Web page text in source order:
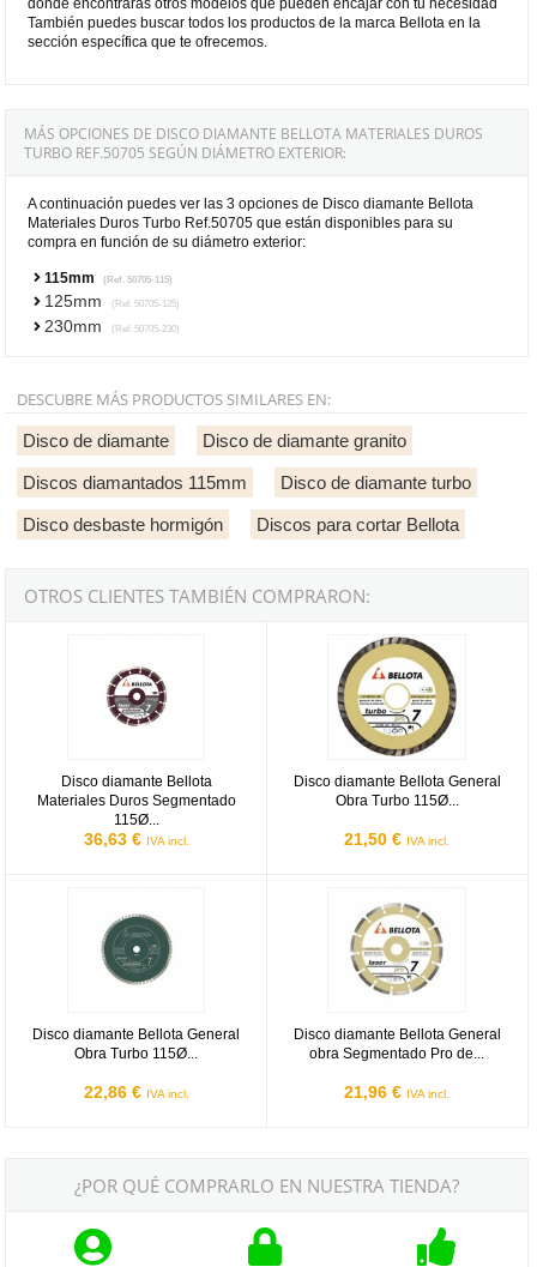
También puedes buscar todos los productos de la marca Bellota en la
sección específica que te ofrecemos.
MÁS OPCIONES DE DISCO DIAMANTE BELLOTA MATERIALES DUROS
TURBO REF.50705 SEGÚN DIÁMETRO EXTERIOR:
A continuación puedes ver las 3 opciones de Disco diamante Bellota
Materiales Duros Turbo Ref.50705 que están disponibles para su
compra en función de su diámetro exterior:
115mm (Ref. 50705-115)
125mm (Ref. 50705-125)
230mm (Ref. 50705-230)
DESCUBRE MÁS PRODUCTOS SIMILARES EN:
Disco de diamante Disco de diamante granito
Discos diamantados 115mm Disco de diamante turbo
Disco desbaste hormigón Discos para cortar Bellota
OTROS CLIENTES TAMBIÉN COMPRARON:
Disco diamante Bellota
Materiales Duros Segmentado
115Ø...
36,63 € IVA incl.
Disco diamante Bellota Materiales Duros Segmentado 115Ø
Disco diamante Bellota General
Obra Turbo 115Ø...
21,50 € IVA incl.
Disco diamante Bellota General
Disco diamante Bellota General
Obra Turbo 115Ø...
22,86 € IVA incl.
Disco diamante Bellota General
obra Segmentado Pro de...
21,96 € IVA incl.
¿POR QUÉ COMPRARLO EN NUESTRA TIENDA?